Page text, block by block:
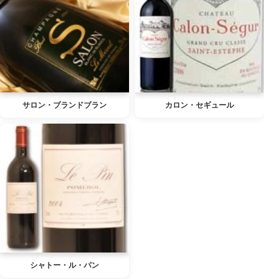
サロン・ブランドブラン カロン・セギュール
シャトー・ル・パン